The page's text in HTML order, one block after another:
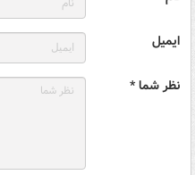
ایمیل
نظر شما *